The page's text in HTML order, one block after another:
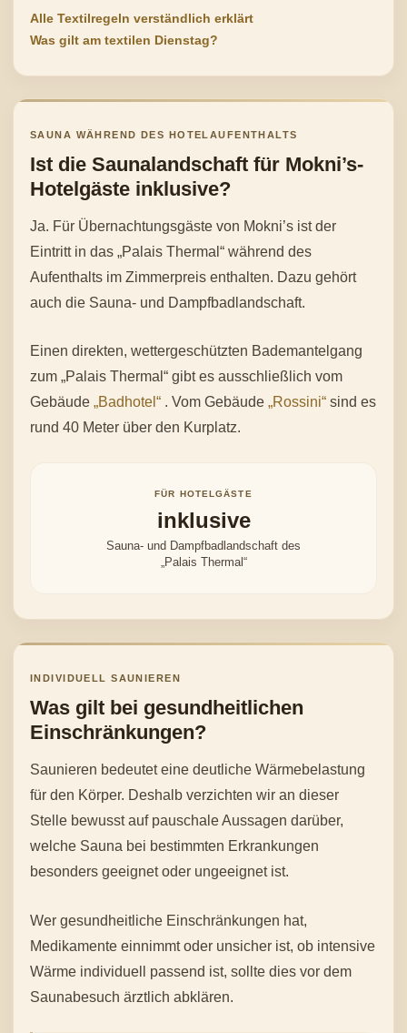
Alle Textilregeln verständlich erklärt
Was gilt am textilen Dienstag?
SAUNA WÄHREND DES HOTELAUFENTHALTS
Ist die Saunalandschaft für Mokni’s-
Hotelgäste inklusive?
Ja. Für Übernachtungsgäste von Mokni’s ist der
Eintritt in das „Palais Thermal“ während des
Aufenthalts im Zimmerpreis enthalten. Dazu gehört
auch die Sauna- und Dampfbadlandschaft.
Einen direkten, wettergeschützten Bademantelgang
zum „Palais Thermal“ gibt es ausschließlich vom
Gebäude „Badhotel“ . Vom Gebäude „Rossini“ sind es
rund 40 Meter über den Kurplatz.
FÜR HOTELGÄSTE
inklusive
Sauna- und Dampfbadlandschaft des
„Palais Thermal“
INDIVIDUELL SAUNIEREN
Was gilt bei gesundheitlichen
Einschränkungen?
Saunieren bedeutet eine deutliche Wärmebelastung
für den Körper. Deshalb verzichten wir an dieser
Stelle bewusst auf pauschale Aussagen darüber,
welche Sauna bei bestimmten Erkrankungen
besonders geeignet oder ungeeignet ist.
Wer gesundheitliche Einschränkungen hat,
Medikamente einnimmt oder unsicher ist, ob intensive
Wärme individuell passend ist, sollte dies vor dem
Saunabesuch ärztlich abklären.